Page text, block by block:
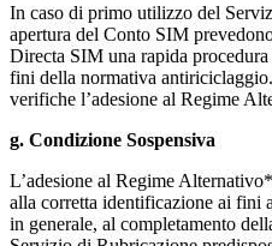
In caso di primo utilizzo del
apertura del Conto SIM
Directa SIM una rapida
fini della normativa
verifiche l’adesione al Regime
g. Condizione Sospensiva
L’adesione al Regime
alla corretta identificazione ai fini
in generale, al completamento